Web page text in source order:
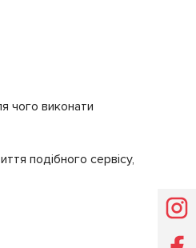
чого виконати
подібного сервісу,